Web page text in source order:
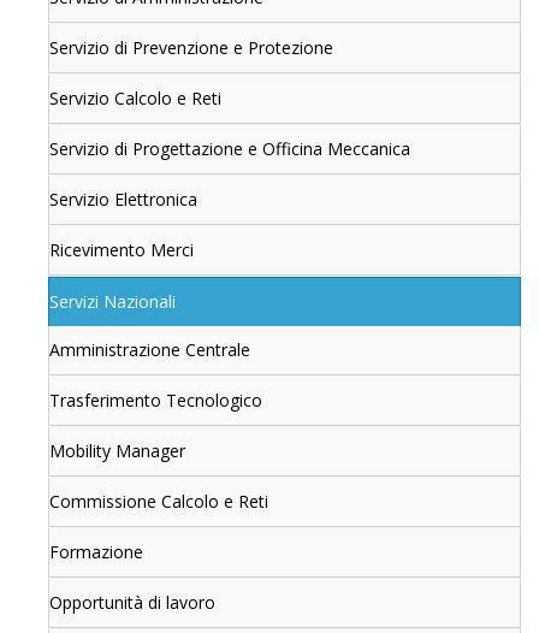
Servizio di Prevenzione e Protezione
Servizio Calcolo e Reti
Servizio di Progettazione e Officina Meccanica
Servizio Elettronica
Ricevimento Merci
Servizi Nazionali
Amministrazione Centrale
Trasferimento Tecnologico
Mobility Manager
Commissione Calcolo e Reti
Formazione
Opportunità di lavoro